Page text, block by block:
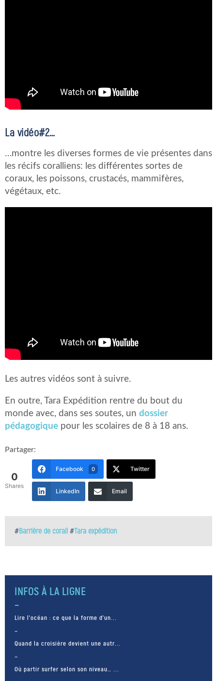
La vidéo#2…
…montre les diverses formes de vie présentes dans
les récifs coralliens: les différentes sortes de
coraux, les poissons, crustacés, mammifères,
végétaux, etc.
Les autres vidéos sont à suivre.
En outre, Tara Expédition rentre du bout du
monde avec, dans ses soutes, un dossier
pédagogique pour les scolaires de 8 à 18 ans.
Partager:
0
Shares
Facebook 0 Twitter
LinkedIn Email
#Barrière de corail #Tara expédition
INFOS À LA LIGNE
Lire l’océan : ce que la forme d’un...
Quand la croisière devient une autr...
Où partir surfer selon son niveau… ...